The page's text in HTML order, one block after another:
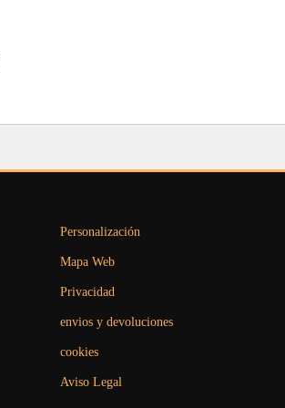
Personalización
Mapa Web
Privacidad
envios y devoluciones
cookies
Aviso Legal